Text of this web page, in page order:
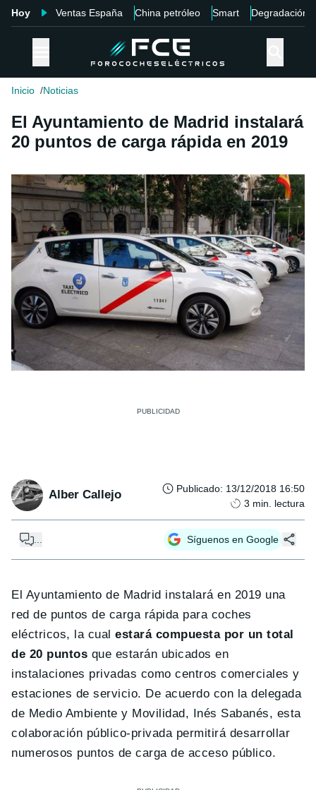
Hoy Ventas España China petróleo Smart Degradación
Inicio Noticias
El Ayuntamiento de Madrid instalará
20 puntos de carga rápida en 2019
Alber Callejo Publicado: 13/12/2018 16:50
3 min. lectura
Síguenos en Google
El Ayuntamiento de Madrid instalará en 2019 una
red de puntos de carga rápida para coches
eléctricos, la cualestará compuesta por un total
de 20 puntos que estarán ubicados en
instalaciones privadas como centros comerciales y
estaciones de servicio. De acuerdo con la delegada
de Medio Ambiente y Movilidad, Inés Sabanés, esta
colaboración público-privada permitirá desarrollar
numerosos puntos de carga de acceso público.